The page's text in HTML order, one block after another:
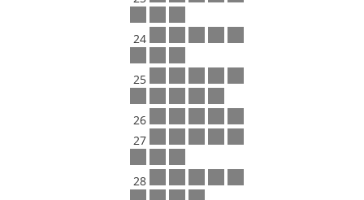
24
25
26
27
28